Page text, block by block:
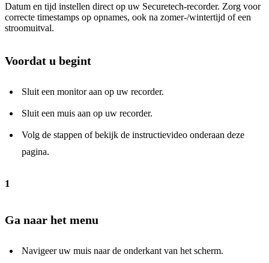
Datum en tijd instellen direct op uw Securetech-recorder. Zorg voor
correcte timestamps op opnames, ook na zomer-/wintertijd of een
stroomuitval.
Voordat u begint
Sluit een monitor aan op uw recorder.
Sluit een muis aan op uw recorder.
Volg de stappen of bekijk de instructievideo onderaan deze
pagina.
1
Ga naar het menu
Navigeer uw muis naar de onderkant van het scherm.